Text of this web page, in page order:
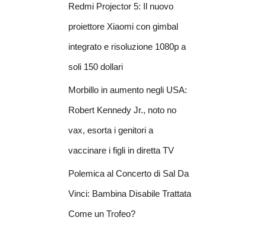
Redmi Projector 5: Il nuovo
proiettore Xiaomi con gimbal
integrato e risoluzione 1080p a
soli 150 dollari
Morbillo in aumento negli USA:
Robert Kennedy Jr., noto no
vax, esorta i genitori a
vaccinare i figli in diretta TV
Polemica al Concerto di Sal Da
Vinci: Bambina Disabile Trattata
Come un Trofeo?